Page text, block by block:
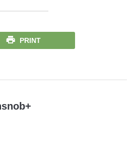
PRINT
+